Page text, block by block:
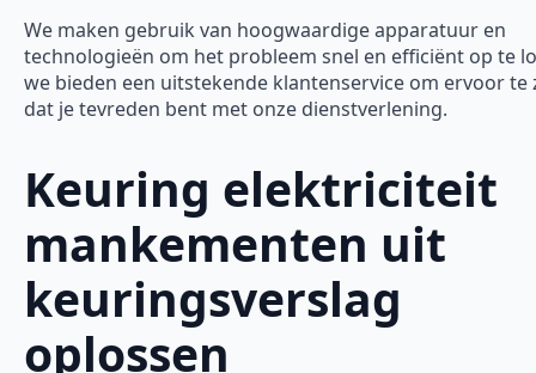
We maken gebruik van hoogwaardige apparatuur en
technologieën om het probleem snel en efficiënt op te
we bieden een uitstekende klantenservice om ervoor te
dat je tevreden bent met onze dienstverlening.
Keuring elektriciteit
mankementen uit
keuringsverslag
oplossen